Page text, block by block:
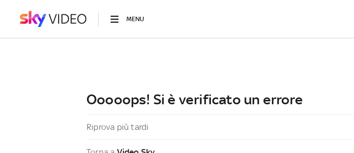
MENU
Ooooops! Si è verificato un errore
Riprova più tardi